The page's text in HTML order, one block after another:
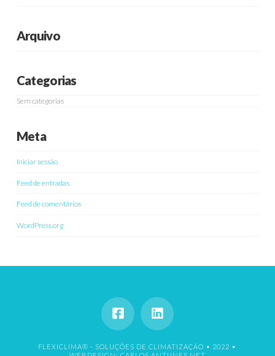
Arquivo
Categorias
Sem categorias
Meta
Iniciar sessão
Feed de entradas
Feed de comentários
WordPress.org
FLEXICLIMA® - SOLUÇÕES DE CLIMATIZAÇÃO • 2022 •